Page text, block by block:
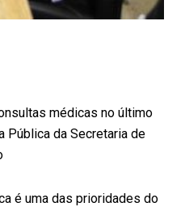
médicas no último
Pública da Secretaria de
é uma das prioridades do